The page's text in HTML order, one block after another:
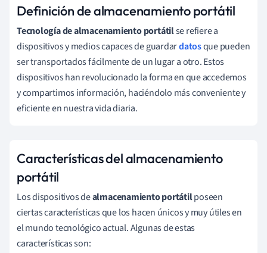
Definición de almacenamiento portátil
Tecnología de almacenamiento portátilse refiere a
dispositivos y medios capaces de guardardatosque pueden
ser transportados fácilmente de un lugar a otro. Estos
dispositivos han revolucionado la forma en que accedemos
y compartimos información, haciéndolo más conveniente y
eficiente en nuestra vida diaria.
Características del almacenamiento
portátil
Los dispositivos dealmacenamiento portátilposeen
ciertas características que los hacen únicos y muy útiles en
el mundo tecnológico actual. Algunas de estas
características son: